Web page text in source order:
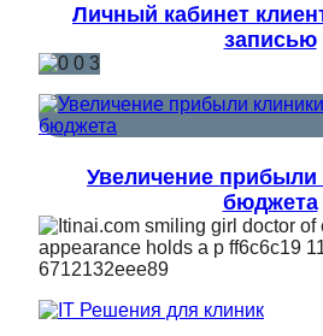
Личный кабинет
записью
Увеличение прибыли
бюджета